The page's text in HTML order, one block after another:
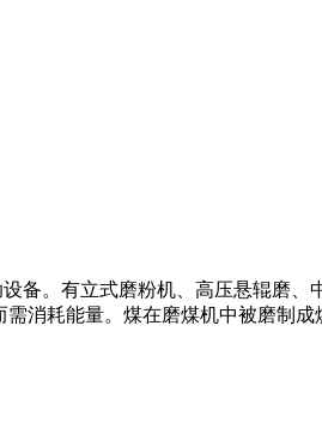
备。有立式磨粉机、高压悬辊磨
消耗能量。煤在磨煤机中被磨制成